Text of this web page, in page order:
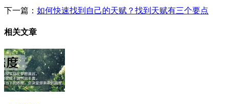
下一篇： 如何快速找到自己的天赋？找到天赋有三个要点
相关文章